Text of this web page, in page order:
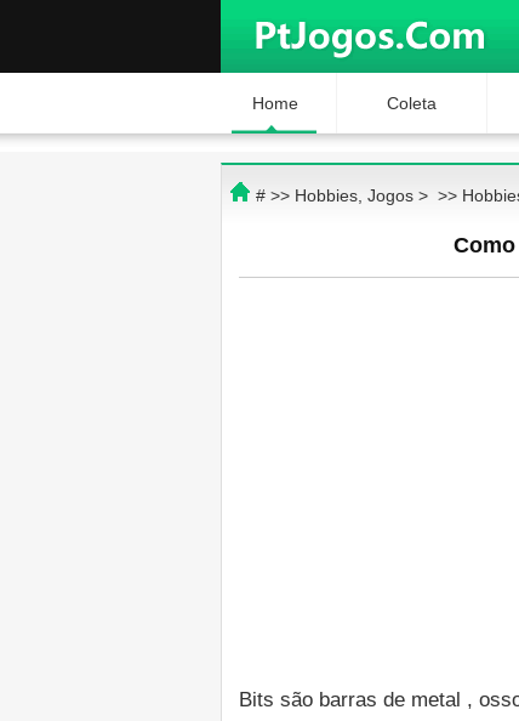
Home Coleta
# >> Hobbies, Jogos> >>
Bits são barras de metal ,